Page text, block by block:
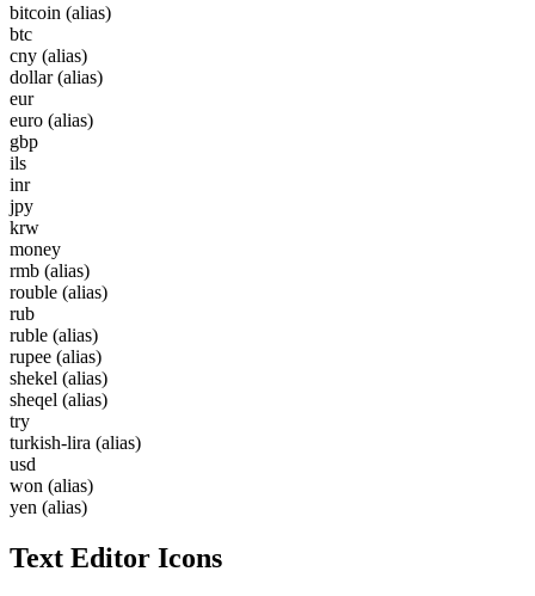
bitcoin (alias)
btc
cny (alias)
dollar(alias)
eur
euro (alias)
gbp
ils
inr
jpy
krw
money
rmb (alias)
rouble (alias)
rub
ruble (alias)
rupee (alias)
shekel (alias)
sheqel (alias)
try
turkish-lira (alias)
usd
won (alias)
yen (alias)
Text Editor Icons